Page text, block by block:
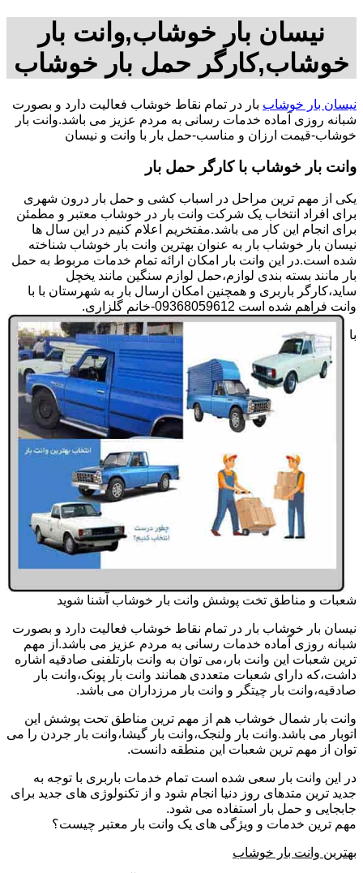
نیسان بار خوشاب,وانت بار
خوشاب,کارگر حمل بار خوشاب
نیسان بار خوشاب بار در تمام نقاط خوشاب فعالیت دارد و بصورت
شبانه روزی آماده خدمات رسانی به مردم عزیز می باشد.وانت بار
خوشاب-قیمت ارزان و مناسب-حمل بار با وانت و نیسان
وانت بار خوشاب با کارگر حمل بار
یکی از مهم ترین مراحل در اسباب کشی و حمل بار درون شهری
برای افراد انتخاب یک شرکت وانت بار در خوشاب معتبر و مطمئن
برای انجام این کار می باشد.مفتخریم اعلام کنیم در این سال ها
نیسان بار خوشاب بار به عنوان بهترین وانت بار خوشاب شناخته
شده است.در این وانت بار امکان ارائه تمام خدمات مربوط به حمل
بار مانند بسته بندی لوازم،حمل لوازم سنگین مانند یخچل
ساید،کارگر باربری و همچنین امکان ارسال بار به شهرستان با با
وانت فراهم شده است 09368059612-خانم گلزاری.
با
شعبات و مناطق تخت پوشش وانت بار خوشاب آشنا شوید
نیسان بار خوشاب بار در تمام نقاط خوشاب فعالیت دارد و بصورت
شبانه روزی آماده خدمات رسانی به مردم عزیز می باشد.از مهم
ترین شعبات این وانت بار،می توان به وانت بارتلفنی صادقیه اشاره
داشت،که دارای شعبات متعددی همانند وانت بار پونک،وانت بار
صادقیه،وانت بار چیتگر و وانت بار مرزداران می باشد.
وانت بار شمال خوشاب هم از مهم ترین مناطق تحت پوشش این
اتوبار می باشد.وانت بار ولنجک،وانت بار گیشا،وانت بار جردن را می
توان از مهم ترین شعبات این منطقه دانست.
در این وانت بار سعی شده است تمام خدمات باربری با توجه به
جدید ترین متدهای روز دنیا انجام شود و از تکنولوژی های جدید برای
جابجایی و حمل بار استفاده می شود.
مهم ترین خدمات و ویژگی های یک وانت بار معتبر چیست؟
بهترین وانت بار خوشاب